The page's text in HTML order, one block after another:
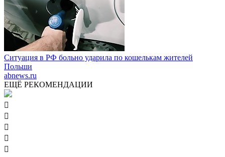
Ситуация в РФ больно ударила по кошелькам жителей
Польши
abnews.ru
ЕЩЁ РЕКОМЕНДАЦИИ




